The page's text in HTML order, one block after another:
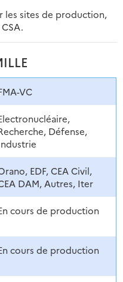
les sites de production,
VC
Défense,
EDF, CEA Civil,
DAM, Autres, Iter
cours de production
cours de production